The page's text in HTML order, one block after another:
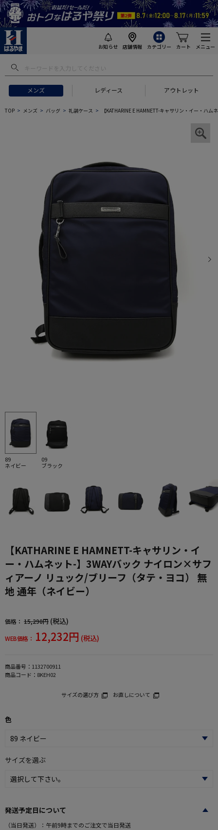
お知らせ 店舗情報 カテゴリー カート メニュー
メンズ レディース アウトレット
TOP メンズ バッグ 礼装ケース 【KATHARINE E HAMNETT-キャサリン・イー・ハ
89
ネイビー
09
ブラック
【KATHARINE E HAMNETT-キャサリン・イ
ー・ハムネット-】3WAYバック ナイロン×サフ
ィアーノ リュック/ブリーフ（タテ・ヨコ） 無
地 通年（ネイビー）
価格： 15,290円 (税込)
WEB価格： 12,232円 (税込)
商品番号： 1132700911
商品コード： 8KEH02
サイズの選び方 お直しについて
色
サイズを選ぶ
発送予定日について
（当日発送）：午前9時までのご注文で当日発送